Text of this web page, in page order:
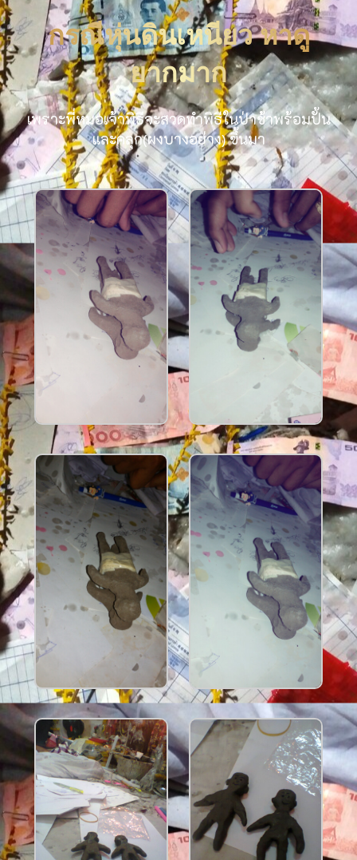
กรณีหุ่นดินเหนียว หาดู
ยากมาก
เพราะพี่หมอเจ้าพิธีจะสวดทำพิธีในป่าช้าพร้อมปั้น
และคลุก(ผงบางอย่าง) ขึ้นมา